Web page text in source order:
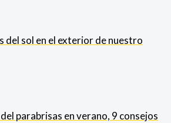
del sol en el exterior de nuestro
parabrisas en verano, 9 consejos